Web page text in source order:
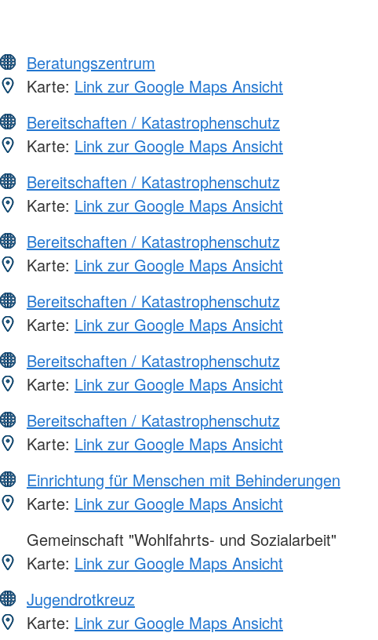
Beratungszentrum
Karte: Link zur Google Maps Ansicht
Bereitschaften / Katastrophenschutz
Karte: Link zur Google Maps Ansicht
Bereitschaften / Katastrophenschutz
Karte: Link zur Google Maps Ansicht
Bereitschaften / Katastrophenschutz
Karte: Link zur Google Maps Ansicht
Bereitschaften / Katastrophenschutz
Karte: Link zur Google Maps Ansicht
Bereitschaften / Katastrophenschutz
Karte: Link zur Google Maps Ansicht
Bereitschaften / Katastrophenschutz
Karte: Link zur Google Maps Ansicht
Einrichtung für Menschen mit Behinderungen
Karte: Link zur Google Maps Ansicht
Gemeinschaft "Wohlfahrts- und Sozialarbeit"
Karte: Link zur Google Maps Ansicht
Jugendrotkreuz
Karte: Link zur Google Maps Ansicht